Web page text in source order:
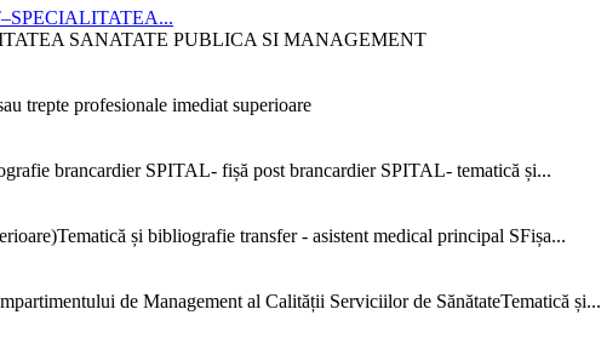
SANATATE PUBLICA SI MANAGEMENT
trepte profesionale imediat superioare
brancardier SPITAL- fișă post brancardier SPITAL- tematică și...
și bibliografie transfer - asistent medical principal SFișa...
de Management al Calității Serviciilor de SănătateTematică și...